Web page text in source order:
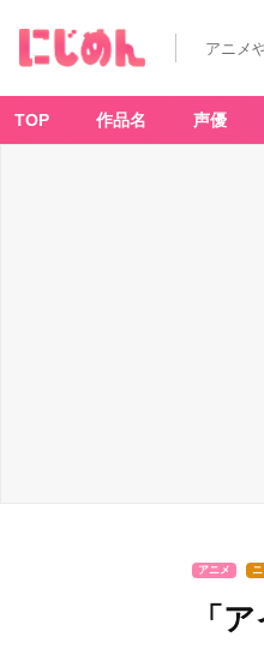
アニメ
TOP 作品名 声優
アニメ
「